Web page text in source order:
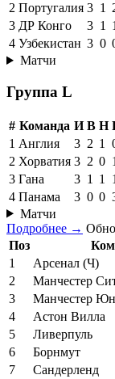
2 Португалия 3 1
3 ДР Конго 3 1 1
4 Узбекистан 3 0
Матчи
Группа L
# Команда И В Н
1 Англия 3 2 1
2 Хорватия 3 2 0 1
3 Гана 3 1 1 1
4 Панама 3 0 0
Матчи
Подробнее →
Поз
1
Арсенал (Ч)
2
Манчестер
3
Манчестер
4
Астон Вилла
5
Ливерпуль
6
Борнмут
7
Сандерленд